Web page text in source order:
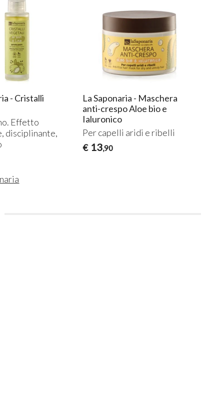
- Cristalli
Effetto
disciplinante,
La Saponaria - Maschera
anti-crespo Aloe bio e
Ialuronico
Per capelli aridi e ribelli
€ 13,90